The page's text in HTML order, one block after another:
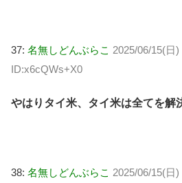
37: 名無しどんぶらこ 2025/06/15(日
ID:x6cQWs+X0
やはりタイ米、タイ米は全てを解
38: 名無しどんぶらこ 2025/06/15(日